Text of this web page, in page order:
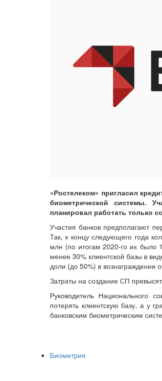
«Ростелеком» пригласил
биометрической системы.
планировал работать только
Участия банков предполагают
Так, к концу следующего года
млн (по итогам 2020-го их было
менее 30% клиентской базы в
доли (до 50%) в вознаграждении
Затраты на создание СП
Руководитель Национального
потерять клиентскую базу, а у
банковским биометрическим
Биометрия